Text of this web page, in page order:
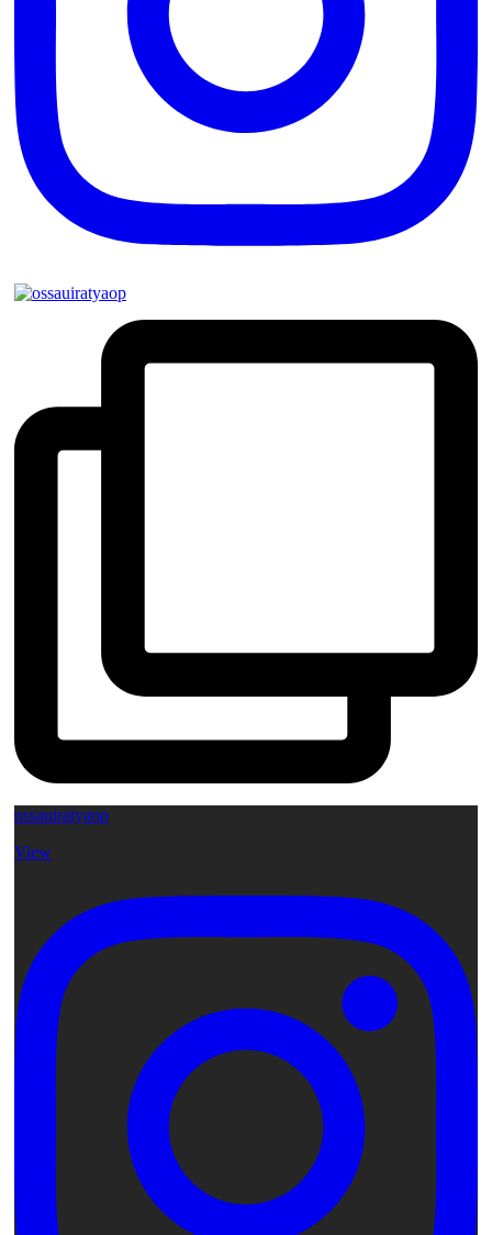
ossauiratyaop
View